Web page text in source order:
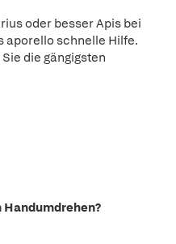
oder besser Apis bei
aporello schnelle Hilfe.
die gängigsten